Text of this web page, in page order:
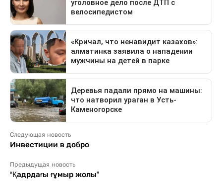
Следующая новость
Инвестиции в добро
Предыдущая новость
“Қадрдағы ғұмыр жолы”